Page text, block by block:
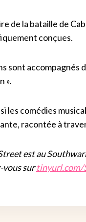
de la bataille de
conçues.
sont accompagnés
».
les comédies
racontée à
est au
vous surtinyurl.com/